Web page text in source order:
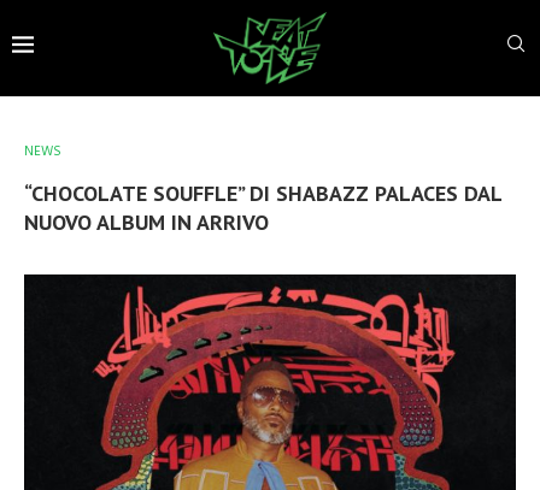
NEWS
“CHOCOLATE SOUFFLE” DI SHABAZZ PALACES DAL
NUOVO ALBUM IN ARRIVO